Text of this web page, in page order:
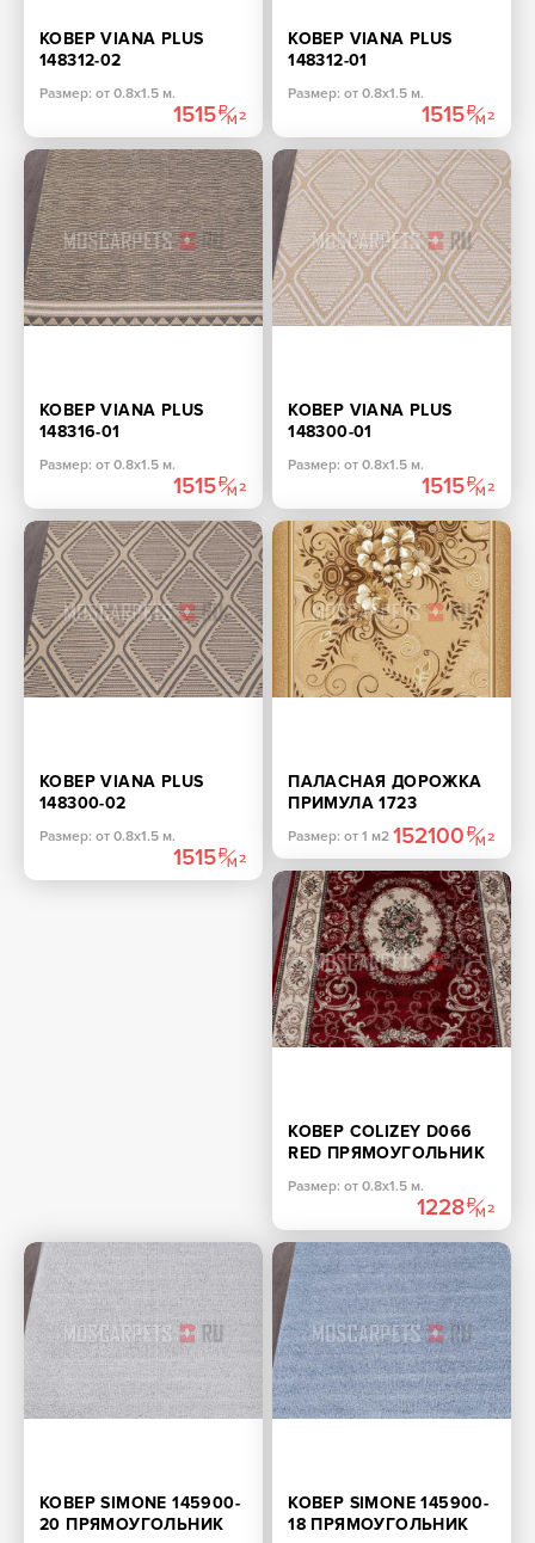
КОВЕР VIANA PLUS
148312-02
Размер: от 0.8х1.5 м.
1515
КОВЕР VIANA PLUS
148312-01
Размер: от 0.8х1.5 м.
1515
КОВЕР VIANA PLUS
148316-01
Размер: от 0.8х1.5 м.
1515
КОВЕР VIANA PLUS
148300-01
Размер: от 0.8х1.5 м.
1515
КОВЕР VIANA PLUS
148300-02
Размер: от 0.8х1.5 м.
1515
ПАЛАСНАЯ ДОРОЖКА
ПРИМУЛА 1723
БЕЖЕВО-КОРИЧНЕВЫЙ
Размер: от 1 м2 152100
КОВЕР COLIZEY D066
RED ПРЯМОУГОЛЬНИК
Размер: от 0.8х1.5 м.
1228
КОВЕР SIMONE 145900-
20 ПРЯМОУГОЛЬНИК
КОВЕР SIMONE 145900-
18 ПРЯМОУГОЛЬНИК